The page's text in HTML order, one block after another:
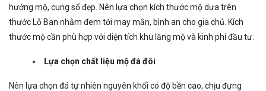
hướng mộ, cung số đẹp. Nên lựa chọn kích thước mộ dựa trên
thước Lỗ Ban nhằm đem tới may mắn, bình an cho gia chủ. Kích
thước mộ cần phù hợp với diện tích khu lăng mộ và kinh phí đầu tư.
Lựa chọn chất liệu mộ đá đôi
Nên lựa chọn đá tự nhiên nguyên khối có độ bền cao, chịu đựng